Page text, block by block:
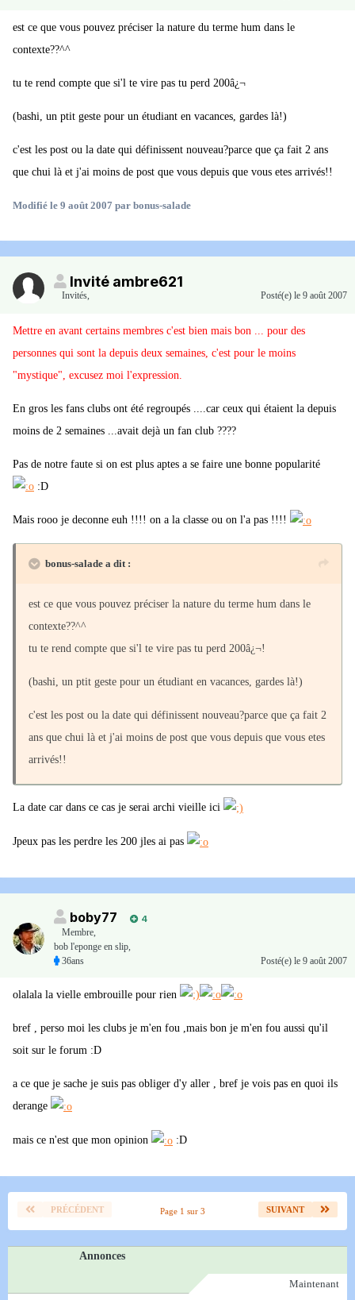
est ce que vous pouvez préciser la nature du terme hum dans le
contexte??^^
tu te rend compte que si'l te vire pas tu perd 200â¿¬
(bashi, un ptit geste pour un étudiant en vacances, gardes là!)
c'est les post ou la date qui définissent nouveau?parce que ça fait 2 ans
que chui là et j'ai moins de post que vous depuis que vous etes arrivés!!
Modifié le 9 août 2007 par bonus-salade
Invité ambre621
Invités Posté(e) le 9 août 2007
Mettre en avant certains membres c'est bien mais bon ... pour des
personnes qui sont la depuis deux semaines, c'est pour le moins
"mystique", excusez moi l'expression.
En gros les fans clubs ont été regroupés ....car ceux qui étaient la depuis
moins de 2 semaines ...avait dejà un fan club ????
Pas de notre faute si on est plus aptes a se faire une bonne popularité
:D
Mais rooo je deconne euh !!!! on a la classe ou on l'a pas !!!!
bonus-salade a dit :
est ce que vous pouvez préciser la nature du terme hum dans le
contexte??^^
tu te rend compte que si'l te vire pas tu perd 200â¿¬!
(bashi, un ptit geste pour un étudiant en vacances, gardes là!)
c'est les post ou la date qui définissent nouveau?parce que ça fait 2
ans que chui là et j'ai moins de post que vous depuis que vous etes
arrivés!!
La date car dans ce cas je serai archi vieille ici
Jpeux pas les perdre les 200 jles ai pas
boby77
4
Membre
bob l'eponge en slip,
36ans
Posté(e) le 9 août 2007
olalala la vielle embrouille pour rien
bref , perso moi les clubs je m'en fou ,mais bon je m'en fou aussi qu'il
soit sur le forum :D
a ce que je sache je suis pas obliger d'y aller , bref je vois pas en quoi ils
derange
mais ce n'est que mon opinion :D
PRÉCÉDENT SUIVANT
Page 1 sur 3
Annonces
Maintenant